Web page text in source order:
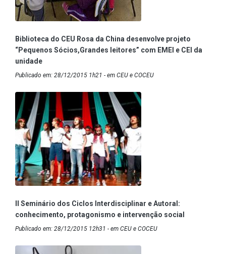
Biblioteca do CEU Rosa da China desenvolve projeto
“Pequenos Sócios,Grandes leitores” com EMEI e CEI da
unidade
Publicado em: 28/12/2015 1h21 - em CEU e COCEU
II Seminário dos Ciclos Interdisciplinar e Autoral:
conhecimento, protagonismo e intervenção social
Publicado em: 28/12/2015 12h31 - em CEU e COCEU